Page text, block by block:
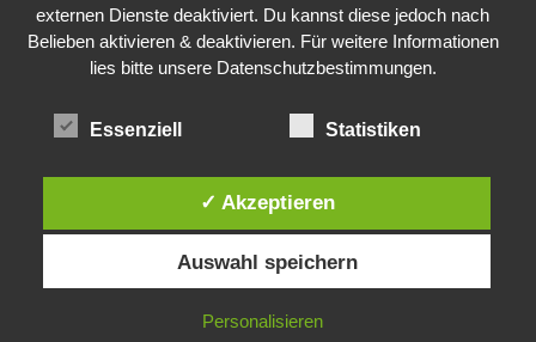
externen Dienste deaktiviert. Du kannst diese jedoch nach
Belieben aktivieren & deaktivieren. Für weitere Informationen
lies bitte unsere Datenschutzbestimmungen.
Essenziell Statistiken
✓ Akzeptieren
Auswahl speichern
Personalisieren